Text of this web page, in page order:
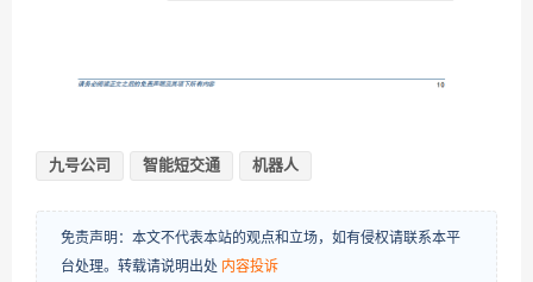
九号公司 智能短交通 机器人
免责声明：本文不代表本站的观点和立场，如有侵权请联系本平
台处理。转载请说明出处 内容投诉